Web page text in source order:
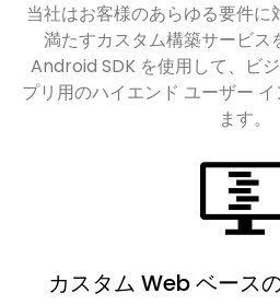
当社はお客様のあらゆる要件に
満たすカスタム構築サービス
Android SDK を使用して、ビ
プリ用のハイエンド ユーザー
ます。
カスタム Web ベース